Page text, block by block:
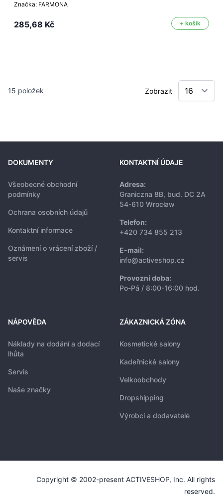
Značka: FARMONA
285,68 Kč + košík
15 položek Zobrazit
DOKUMENTY
Všeobecné obchodní
podmínky
Ochrana osobních údajů
Kontaktní informace
Oznámení o vrácení zboží /
servis
KONTAKTNÍ ÚDAJE
Adresa:
Graniczna 8B, bud. DC 2A
54-610 Wrocław
Telefon:
+420 734 855 213
E-mail:
info@activeshop.cz
Provozní doba:
Po-Pá / 8:00-16:00 hod.
NÁPOVĚDA
Náklady na dodání a dodací
lhůta
Servis
Naše značky
ZÁKAZNICKÁ ZÓNA
Kosmetické salony
Kadeřnické salony
Velkoobchody
Dropshipping
Výrobci a dodavatelé
Copyright © 2002-present ACTIVESHOP, Inc. All rights
reserved.